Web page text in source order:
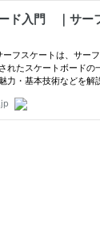
ド入門 ｜サー
フスケートは、サー
れたスケートボードの
力・基本技術などを解